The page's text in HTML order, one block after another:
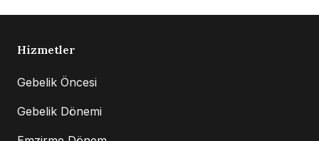
Hizmetler
Gebelik Öncesi
Gebelik Dönemi